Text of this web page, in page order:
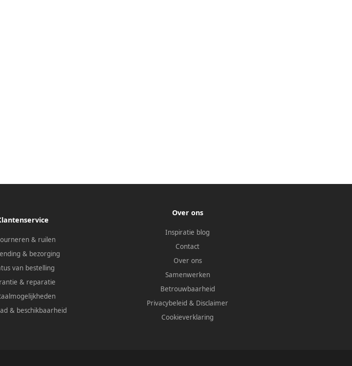
& ruilen
& bezorging
van bestelling
& reparatie
& beschikbaarheid
Over ons
Inspiratie blog
Contact
Over ons
Samenwerken
Betrouwbaarheid
Privacybeleid & Disclaimer
Cookieverklaring